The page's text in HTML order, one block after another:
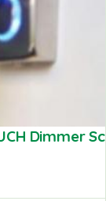
Dimmer